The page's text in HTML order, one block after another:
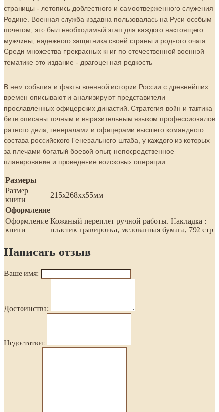
страницы - летопись доблестного и самоотверженного служения
Родине. Военная служба издавна пользовалась на Руси особым
почетом, это был необходимый этап для каждого настоящего
мужчины, надежного защитника своей страны и родного очага.
Среди множества прекрасных книг по отечественной военной
тематике это издание - драгоценная редкость.
В нем события и факты военной истории России с древнейших
времен описывают и анализируют представители
прославленных офицерских династий. Стратегия войн и тактика
битв описаны точным и выразительным языком профессионалов
ратного дела, генералами и офицерами высшего командного
состава российского Генерального штаба, у каждого из которых
за плечами богатый боевой опыт, непосредственное
планирование и проведение войсковых операций.
Размеры
Размер
книги
215х268хх55мм
Оформление
Оформление
книги
Кожаный переплет ручной работы. Накладка :
пластик гравировка, мелованная бумага, 792 стр
Написать отзыв
Ваше имя:
Достоинства:
Недостатки: